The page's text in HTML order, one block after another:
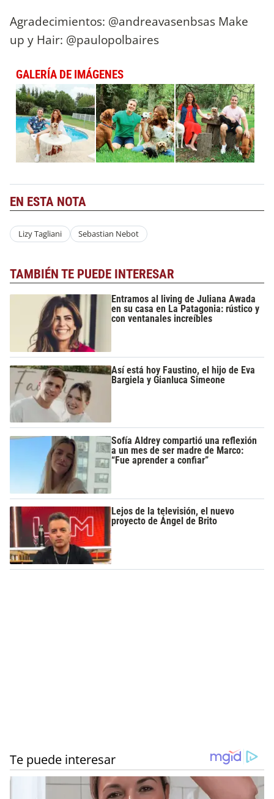
Agradecimientos: @andreavasenbsas Make
up y Hair: @paulopolbaires
GALERÍA DE IMÁGENES
EN ESTA NOTA
Lizy Tagliani Sebastian Nebot
TAMBIÉN TE PUEDE INTERESAR
Entramos al living de Juliana Awada
en su casa en La Patagonia: rústico y
con ventanales increíbles
Así está hoy Faustino, el hijo de Eva
Bargiela y Gianluca Simeone
Sofía Aldrey compartió una reflexión
a un mes de ser madre de Marco:
“Fue aprender a confiar”
Lejos de la televisión, el nuevo
proyecto de Ángel de Brito